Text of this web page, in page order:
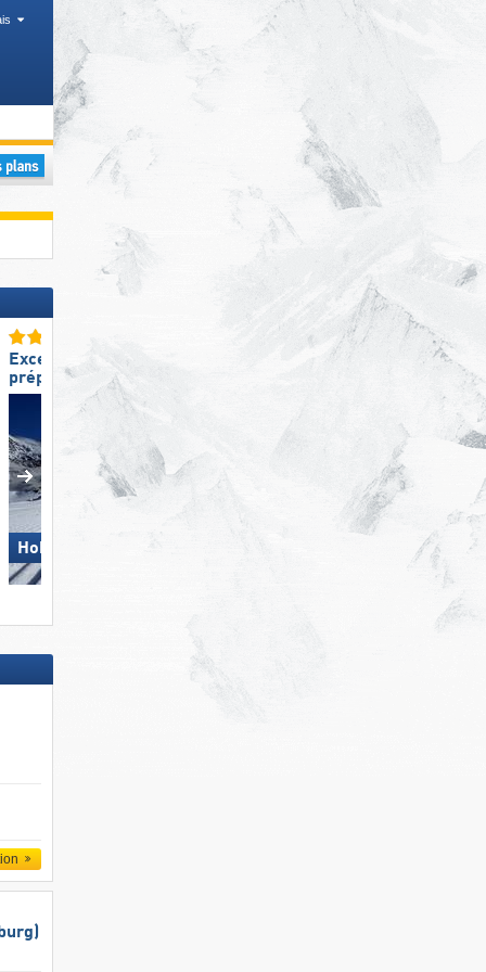
Excellente
préparation des pistes
Hohsaas – Saas-Grund
Excellente
Arosa Lenzerheide